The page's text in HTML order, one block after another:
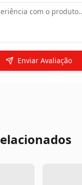
Enviar Avaliação